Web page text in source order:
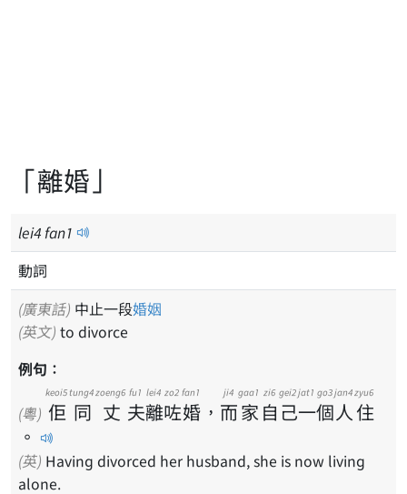
「離婚」
lei4fan1
動詞
(廣東話) 中止一段婚姻
(英文) to divorce
例句：
(粵) 佢
keoi5
同
tung4
丈
zoeng6
夫
fu1
離
lei4
咗
zo2
婚
fan1
， 而
ji4
家
gaa1
自
zi6
己
gei2
一
jat1
個
go3
人
jan4
住
zyu6
。
(英) Having divorced her husband, she is now living
alone.